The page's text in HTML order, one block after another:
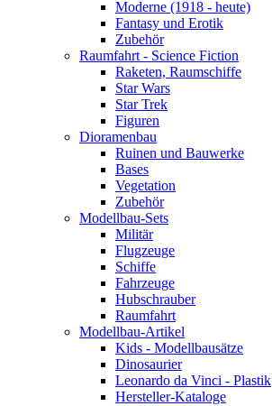
Moderne (1918 - heute)
Fantasy und Erotik
Zubehör
Raumfahrt - Science Fiction
Raketen, Raumschiffe
Star Wars
Star Trek
Figuren
Dioramenbau
Ruinen und Bauwerke
Bases
Vegetation
Zubehör
Modellbau-Sets
Militär
Flugzeuge
Schiffe
Fahrzeuge
Hubschrauber
Raumfahrt
Modellbau-Artikel
Kids - Modellbausätze
Dinosaurier
Leonardo da Vinci - Plastik
Hersteller-Kataloge